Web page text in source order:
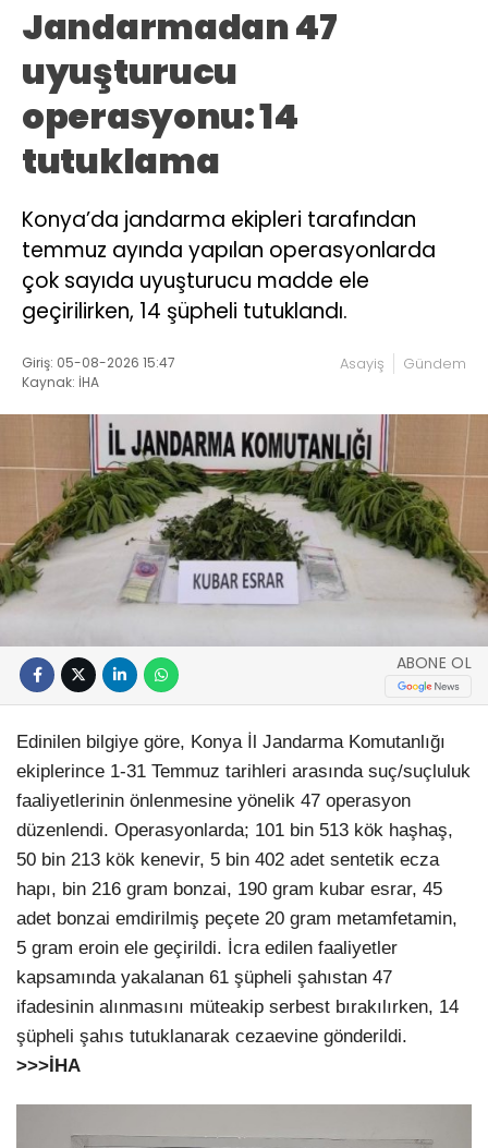
Jandarmadan 47
uyuşturucu
operasyonu: 14
tutuklama
Konya’da jandarma ekipleri tarafından
temmuz ayında yapılan operasyonlarda
çok sayıda uyuşturucu madde ele
geçirilirken, 14 şüpheli tutuklandı.
Giriş: 05-08-2026 15:47
Kaynak: İHA
Asayiş Gündem
ABONE OL
Edinilen bilgiye göre, Konya İl Jandarma Komutanlığı
ekiplerince 1-31 Temmuz tarihleri arasında suç/suçluluk
faaliyetlerinin önlenmesine yönelik 47 operasyon
düzenlendi. Operasyonlarda; 101 bin 513 kök haşhaş,
50 bin 213 kök kenevir, 5 bin 402 adet sentetik ecza
hapı, bin 216 gram bonzai, 190 gram kubar esrar, 45
adet bonzai emdirilmiş peçete 20 gram metamfetamin,
5 gram eroin ele geçirildi. İcra edilen faaliyetler
kapsamında yakalanan 61 şüpheli şahıstan 47
ifadesinin alınmasını müteakip serbest bırakılırken, 14
şüpheli şahıs tutuklanarak cezaevine gönderildi.
>>>İHA